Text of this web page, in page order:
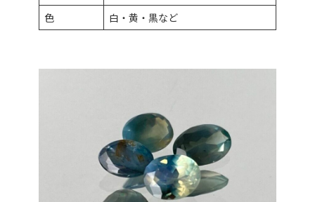
色 白・黄・黒など